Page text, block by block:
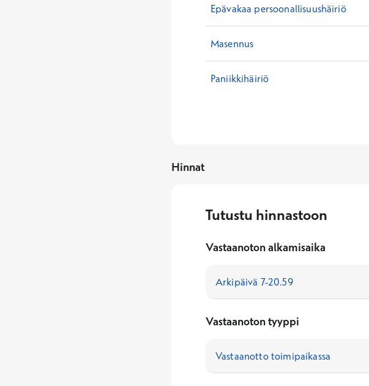
Epävakaa persoonallisuushäiriö
Masennus
Paniikkihäiriö
Hinnat
Tutustu hinnastoon
Vastaanoton alkamisaika
Vastaanoton tyyppi